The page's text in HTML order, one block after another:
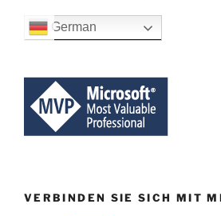
ÜBERSETZEN / TRANSLATE
German